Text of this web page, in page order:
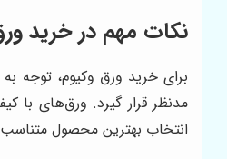
نکات مهم در خرید
برای خرید ورق وکیوم، توجه
مدنظر قرار گیرد. ورق‌های با
انتخاب بهترین محصول